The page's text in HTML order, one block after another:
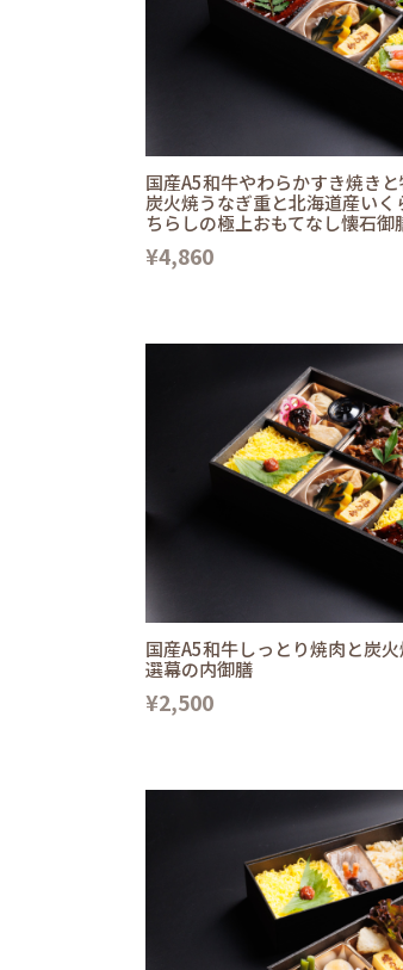
国産A5和牛やわらかすき焼き
炭火焼うなぎ重と北海道産い
ちらしの極上おもてなし懐石御
¥4,860
国産A5和牛しっとり焼肉と炭
選幕の内御膳
¥2,500